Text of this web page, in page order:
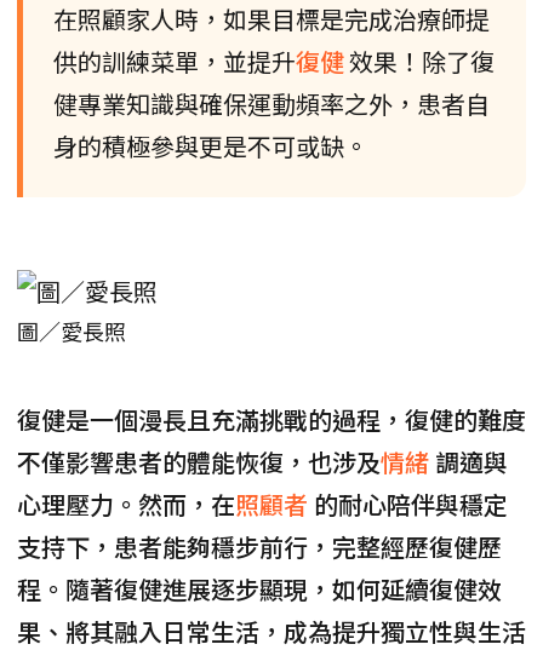
在照顧家人時，如果目標是完成治療師提
供的訓練菜單，並提升復健效果！除了復
健專業知識與確保運動頻率之外，患者自
身的積極參與更是不可或缺。
圖／愛長照
復健是一個漫長且充滿挑戰的過程，復健的難度
不僅影響患者的體能恢復，也涉及情緒 調適與
心理壓力。然而，在照顧者 的耐心陪伴與穩定
支持下，患者能夠穩步前行，完整經歷復健歷
程。隨著復健進展逐步顯現，如何延續復健效
果、將其融入日常生活，成為提升獨立性與生活